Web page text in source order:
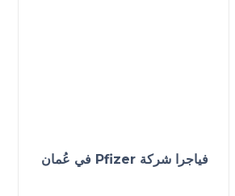
فياجرا شركة Pfizer في عُمان